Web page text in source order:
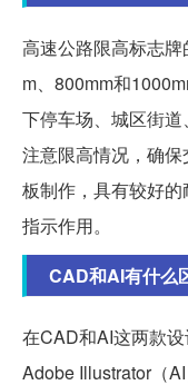
高速公路限高标志
m、800mm和
下停车场、城区街
注意限高情况，确
板制作，具有较好
指示作用。
CAD和AI有什么
在CAD和AI这两款设
Adobe Illustrator（